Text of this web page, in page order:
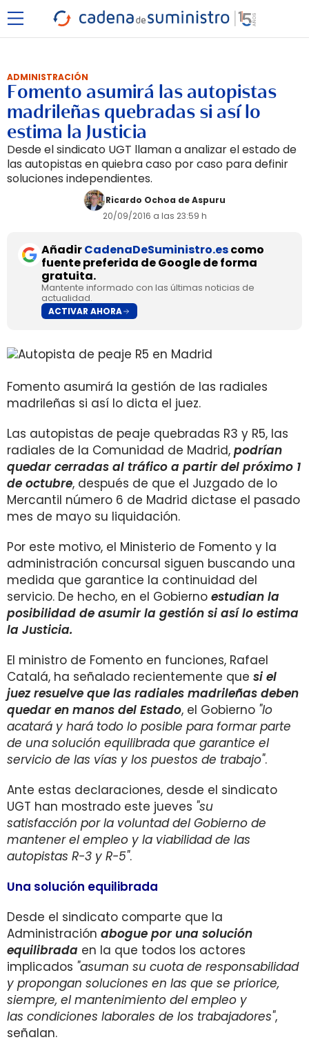
ADMINISTRACIÓN
Fomento asumirá las autopistas
madrileñas quebradas si así lo
estima la Justicia
Desde el sindicato UGT llaman a analizar el estado de
las autopistas en quiebra caso por caso para definir
soluciones independientes.
Ricardo Ochoa de Aspuru
20/09/2016 a las 23:59 h
AñadirCadenaDeSuministro.escomo
fuente preferida de Google de forma
gratuita.
Mantente informado con las últimas noticias de
actualidad.
ACTIVAR AHORA
Fomento asumirá la gestión de las radiales
madrileñas si así lo dicta el juez.
Las autopistas de peaje quebradas R3 y R5, las
radiales de la Comunidad de Madrid, podrían
quedar cerradas al tráfico a partir del próximo 1
de octubre, después de que el Juzgado de lo
Mercantil número 6 de Madrid dictase el pasado
mes de mayo su liquidación.
Por este motivo, el Ministerio de Fomento y la
administración concursal siguen buscando una
medida que garantice la continuidad del
servicio. De hecho, en el Gobierno estudian la
posibilidad de asumir la gestión si así lo estima
la Justicia.
El ministro de Fomento en funciones, Rafael
Catalá, ha señalado recientemente que si el
juez resuelve que las radiales madrileñas deben
quedar en manos del Estado, el Gobierno "lo
acatará y hará todo lo posible para formar parte
de una solución equilibrada que garantice el
servicio de las vías y los puestos de trabajo".
Ante estas declaraciones, desde el sindicato
UGT han mostrado este jueves "su
satisfacción por la voluntad del Gobierno de
mantener el empleo y la viabilidad de las
autopistas R-3 y R-5".
Una solución equilibrada
Desde el sindicato comparte que la
Administración abogue por una solución
equilibrada en la que todos los actores
implicados "asuman su cuota de responsabilidad
y propongan soluciones en las que se priorice,
siempre, el mantenimiento del empleo y
las condiciones laborales de los trabajadores",
señalan.